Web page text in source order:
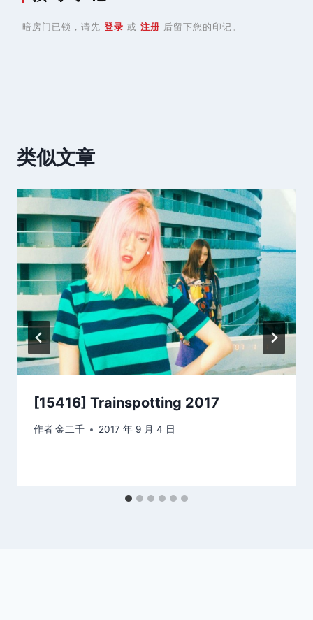
暗房门已锁，请先 登录 或 注册 后留下您的印记。
类似文章
[15416] Trainspotting 2017
作者金二千 2017 年 9 月 4 日